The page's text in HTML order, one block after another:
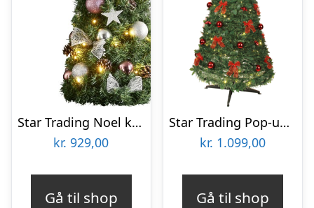
Star Trading Noel kunstigt juletræ med lys
kr. 929,00
Gå til shop
Star Trading Pop-up kunstigt juletræ med lys & sløjfer
kr. 1.099,00
Gå til shop